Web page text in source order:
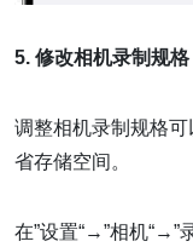
5. 修改相机录制规格
调整相机录制规格
省存储空间。
在”设置“→”相机“→”